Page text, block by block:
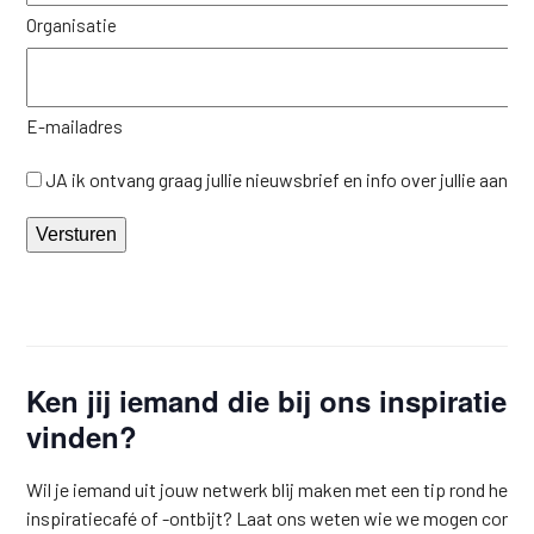
Organisatie
E-mailadres
JA ik ontvang graag jullie nieuwsbrief en info over jullie
Versturen
Ken jij iemand die bij ons inspiratie
vinden?
Wil je iemand uit jouw netwerk blij maken met een tip rond het
inspiratiecafé of -ontbijt? Laat ons weten wie we mogen